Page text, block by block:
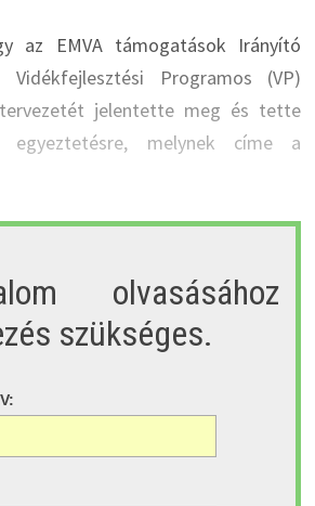
az EMVA támogatások Irányító
Programos (VP)
jelentette meg és tette
egyeztetésre, melynek címe a
olvasásához
szükséges.